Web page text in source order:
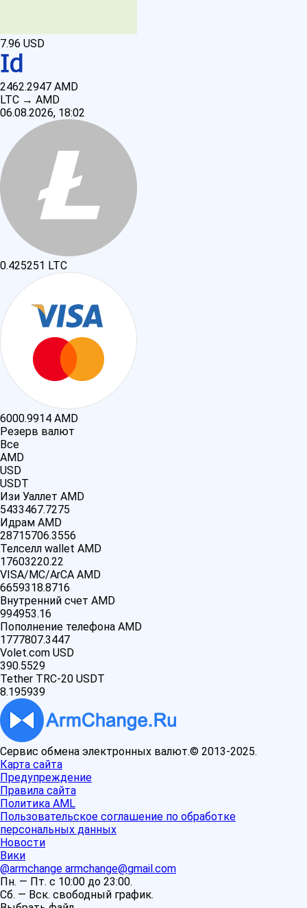
7.96 USD
2462.2947 AMD
LTC → AMD
06.08.2026, 18:02
0.425251 LTC
6000.9914 AMD
Резерв валют
Все
AMD
USD
USDT
Изи Уаллет AMD
5433467.7275
Идрам AMD
28715706.3556
Телселл wallet AMD
17603220.22
VISA/MC/ArCA AMD
6659318.8716
Внутренний счет AMD
994953.16
Пополнение телефона AMD
1777807.3447
Volet.com USD
390.5529
Tether TRC-20 USDT
8.195939
Сервис обмена электронных валют.© 2013-2025.
Карта сайта
Предупреждение
Правила сайта
Политика AML
Пользовательское соглашение по обработке
персональных данных
Новости
Вики
@armchange armchange@gmail.com
Пн. — Пт. с 10:00 до 23:00.
Сб. — Вск. свободный график.